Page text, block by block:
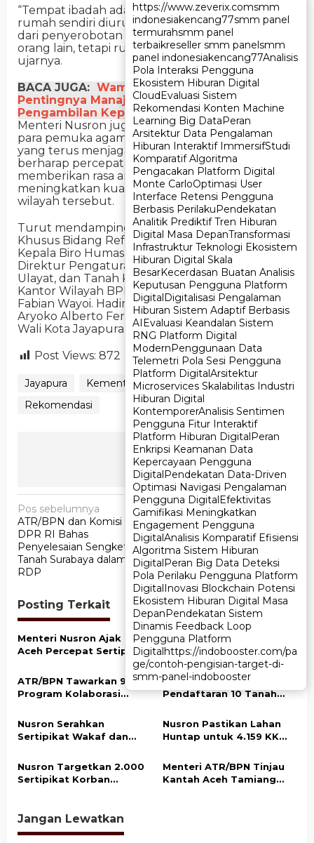
https://www.zeverix.comsmm
indonesiakencang77smm panel
termurahsmm panel
terbaikreseller smm panelsmm
panel indonesiakencang77Analisis
Pola Interaksi Pengguna
Ekosistem Hiburan Digital
CloudEvaluasi Sistem
Rekomendasi Konten Machine
Learning Big DataPeran
Arsitektur Data Pengalaman
Hiburan Interaktif ImmersifStudi
Komparatif Algoritma
Pengacakan Platform Digital
Monte CarloOptimasi User
Interface Retensi Pengguna
Berbasis PerilakuPendekatan
Analitik Prediktif Tren Hiburan
Digital Masa DepanTransformasi
Infrastruktur Teknologi Ekosistem
Hiburan Digital Skala
BesarKecerdasan Buatan Analisis
Keputusan Pengguna Platform
DigitalDigitalisasi Pengalaman
Hiburan Sistem Adaptif Berbasis
AIEvaluasi Keandalan Sistem
RNG Platform Digital
ModernPenggunaan Data
Telemetri Pola Sesi Pengguna
Platform DigitalArsitektur
Microservices Skalabilitas Industri
Hiburan Digital
KontemporerAnalisis Sentimen
Pengguna Fitur Interaktif
Platform Hiburan DigitalPeran
Enkripsi Keamanan Data
Kepercayaan Pengguna
DigitalPendekatan Data-Driven
Optimasi Navigasi Pengalaman
Pengguna DigitalEfektivitas
Gamifikasi Meningkatkan
Engagement Pengguna
DigitalAnalisis Komparatif Efisiensi
Algoritma Sistem Hiburan
DigitalPeran Big Data Deteksi
Pola Perilaku Pengguna Platform
DigitalInovasi Blockchain Potensi
Ekosistem Hiburan Digital Masa
DepanPendekatan Sistem
Dinamis Feedback Loop
Pengguna Platform
Digitalhttps://indobooster.com/pa
ge/contoh-pengisian-target-di-
smm-panel-indobooster
https://www.zeverix.comsmm
indonesiakencang77smm panel
termurahsmm panel
terbaikreseller smm panelsmm
panel indonesiakencang77Analisis
Pola Interaksi Pengguna
Ekosistem Hiburan Digital
CloudEvaluasi Sistem
Rekomendasi Konten Machine
Learning Big DataPeran
Arsitektur Data Pengalaman
Hiburan Interaktif ImmersifStudi
Komparatif Algoritma
Pengacakan Platform Digital
Monte CarloOptimasi User
Interface Retensi Pengguna
Berbasis PerilakuPendekatan
Analitik Prediktif Tren Hiburan
Digital Masa DepanTransformasi
Infrastruktur Teknologi Ekosistem
Hiburan Digital Skala
BesarKecerdasan Buatan Analisis
Keputusan Pengguna Platform
DigitalDigitalisasi Pengalaman
Hiburan Sistem Adaptif Berbasis
AIEvaluasi Keandalan Sistem
RNG Platform Digital
ModernPenggunaan Data
Telemetri Pola Sesi Pengguna
Platform DigitalArsitektur
Microservices Skalabilitas Industri
Hiburan Digital
KontemporerAnalisis Sentimen
Pengguna Fitur Interaktif
Platform Hiburan DigitalPeran
Enkripsi Keamanan Data
Kepercayaan Pengguna
DigitalPendekatan Data-Driven
Optimasi Navigasi Pengalaman
Pengguna DigitalEfektivitas
Gamifikasi Meningkatkan
Engagement Pengguna
DigitalAnalisis Komparatif Efisiensi
Algoritma Sistem Hiburan
DigitalPeran Big Data Deteksi
Pola Perilaku Pengguna Platform
DigitalInovasi Blockchain Potensi
Ekosistem Hiburan Digital Masa
DepanPendekatan Sistem
Dinamis Feedback Loop
Pengguna Platform
Digitalhttps://indobooster.com/pa
ge/contoh-pengisian-target-di-
smm-panel-indobooster
“Tempat ibadah adalah rumah Tuhan. Masa
rumah sendiri diurus, sertipikatnya supaya aman
dari penyerobotan mafia dan penyerobotan
orang lain, tetapi rumah Tuhan tidak kita urus,”
ujarnya.
BACA JUGA: Wamen ATR/BPN Tekankan
Pentingnya Manajemen Risiko dalam Setiap
Pengambilan Keputusan
Menteri Nusron juga mengapresiasi dukungan
para pemuka agama dan pemerintah daerah
yang terus menjaga kerukunan di Papua. Ia
berharap percepatan sertipikasi ini dapat
memberikan rasa aman bagi umat serta
meningkatkan kualitas pelayanan pertanahan di
wilayah tersebut.
Turut mendampingi Menteri Nusron, Staf
Khusus Bidang Reforma Agraria Rezka Oktoberia;
Kepala Biro Humas dan Protokol Shamy Ardian;
Direktur Pengaturan Tanah Pemerintah, Tanah
Ulayat, dan Tanah Komunal Suwito; serta Kepala
Kantor Wilayah BPN Provinsi Papua Roy Eduard
Fabian Wayoi. Hadir pula Wakil Gubernur Papua
Aryoko Alberto Ferdinand Rumaropen dan Wakil
Wali Kota Jayapura Rustan Saru. (Putrie)
Post Views: 872
Jayapura
Kementerian ATR/BPN
Rekomendasi
Ikuti Kami
N
a
v
i
a
s
i
o
s
Pos sebelumnya
ATR/BPN dan Komisi II
DPR RI Bahas
Penyelesaian Sengketa
Tanah Surabaya dalam
RDP
Pos berikutnya
Kementerian ATR/BPN
Lolos Uji Publik Monev
Keterbukaan Informasi
2025
Posting Terkait
Menteri Nusron Ajak NU
Aceh Percepat Sertipikasi
Kepastian Hukum Aset
Umat
Menteri Nusron Minta
Jajaran BPN Aceh
Percepat Transformasi
Layanan Pertanahan
Berbasis Kepuasan
Masyarakat
ATR/BPN Tawarkan 9
Program Kolaborasi
untuk Perkuat Layanan
Pertanahan
ATR/BPN Targetkan
Pendaftaran 10 Tanah
Perkuat Perlindungan
Hak Masyarakat Adat
Nusron Serahkan
Sertipikat Wakaf dan
untuk Pembangunan
Masjid di Aceh Tamiang
Nusron Pastikan Lahan
Huntap untuk 4.159 KK
Tamiang Siap Digunakan
Nusron Targetkan 2.000
Sertipikat Korban
Menteri ATR/BPN Tinjau
Kantah Aceh Tamiang
Jangan Lewatkan